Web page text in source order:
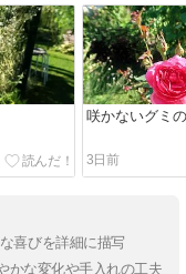
咲かないグミ
3日前
喜びを詳細に描写
かな変化や手入れの工夫